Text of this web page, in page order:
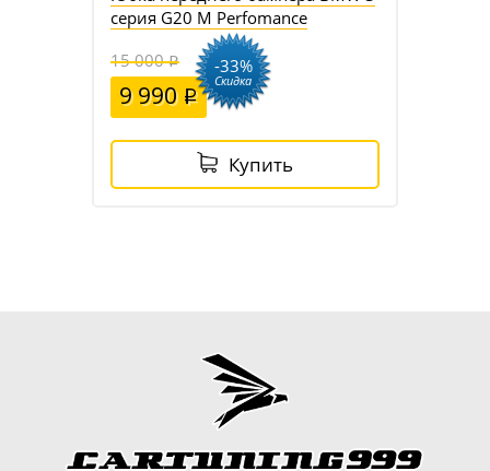
серия G20 M Perfomance
15 000
9 990
-33%
Скидка
Купить